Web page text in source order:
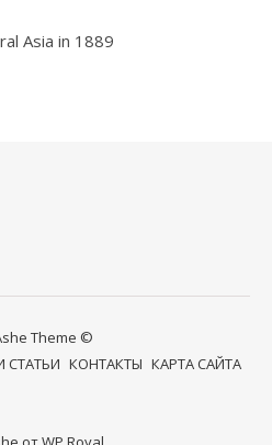
Asia in 1889
Theme ©
СТАТЬИ КОНТАКТЫ КАРТА САЙТА